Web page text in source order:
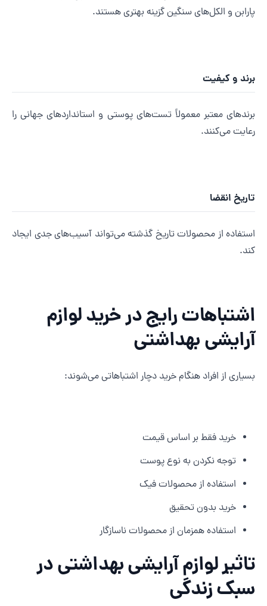
و الکل‌های سنگین گزینه بهتری هستند.
و کیفیت
معتبر معمولاً تست‌های پوستی و استانداردهای جهانی را
می‌کنند.
انقضا
از محصولات تاریخ گذشته می‌تواند آسیب‌های جدی ایجاد
رایج در خرید لوازم
بهداشتی
از افراد هنگام خرید دچار اشتباهاتی می‌شوند:
خرید فقط بر اساس قیمت
توجه نکردن به نوع پوست
استفاده از محصولات فیک
خرید بدون تحقیق
استفاده همزمان از محصولات ناسازگار
لوازم آرایشی بهداشتی در
زندگی